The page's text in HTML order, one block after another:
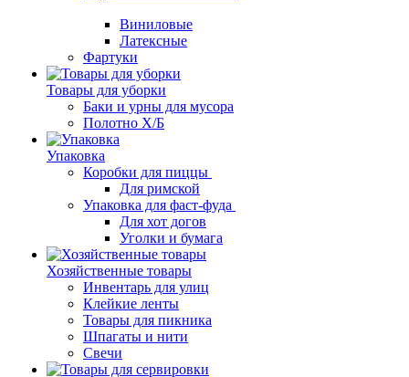
Виниловые
Латексные
Фартуки
Товары для уборки
Баки и урны для мусора
Полотно Х/Б
Упаковка
Коробки для пиццы
Для римской
Упаковка для фаст-фуда
Для хот догов
Уголки и бумага
Хозяйственные товары
Инвентарь для улиц
Клейкие ленты
Товары для пикника
Шпагаты и нити
Свечи